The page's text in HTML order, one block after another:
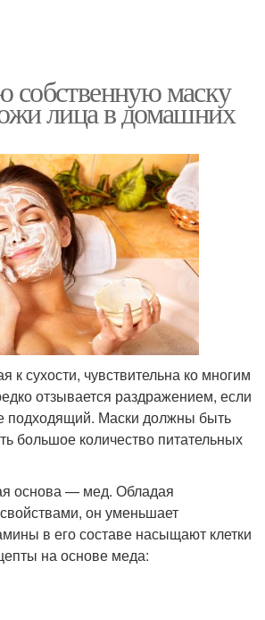
собственную маску
лица в домашних
к сухости, чувствительна ко многим
отзывается раздражением, если
подходящий. Маски должны быть
большое количество питательных
основа — мед. Обладая
он уменьшает
в его составе насыщают клетки
на основе меда: